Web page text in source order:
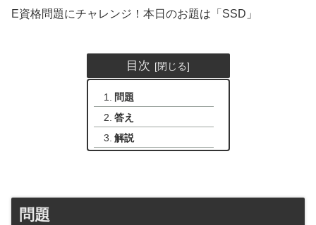
E資格問題にチャレンジ！本日のお題は「SSD」
目次
問題
答え
解説
問題